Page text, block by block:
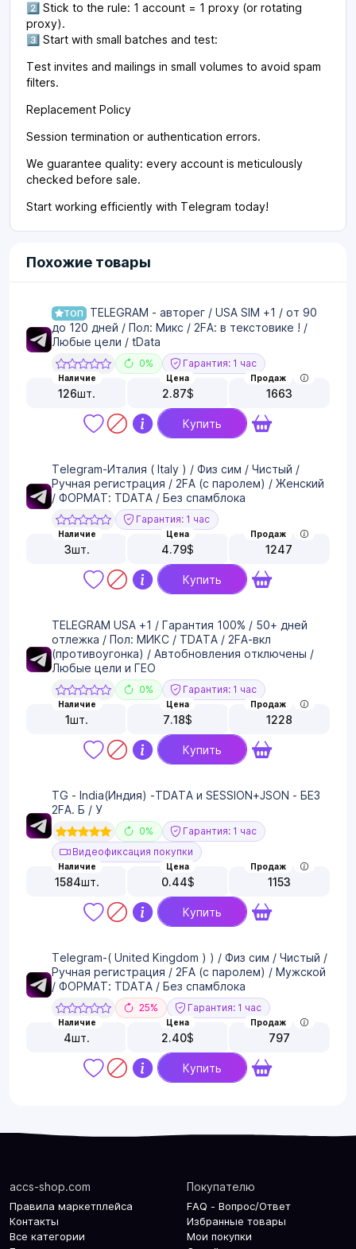
2️⃣ Stick to the rule: 1 account = 1 proxy (or rotating
proxy).
3️⃣ Start with small batches and test:
Test invites and mailings in small volumes to avoid spam
filters.
Replacement Policy
Session termination or authentication errors.
We guarantee quality: every account is meticulously
checked before sale.
Start working efficiently with Telegram today!
Похожие товары
ТОП
TELEGRAM - авторег / USA SIM +1 / от 90
до 120 дней / Пол: Микс / 2FA: в текстовике ! /
Любые цели / tData
0% Гарантия: 1 час
Наличие
126шт.
Цена
2.87$
Продаж
1663
Купить
Telegram-Италия ( Italy ) / Физ сим / Чистый /
Ручная регистрация / 2FA (с паролем) / Женский
/ ФОРМАТ: TDATA / Без спамблока
Гарантия: 1 час
Наличие
3шт.
Цена
4.79$
Продаж
1247
Купить
TELEGRAM USA +1 / Гарантия 100% / 50+ дней
отлежка / Пол: МИКС / TDATA / 2FA-вкл
(противоугонка) / Автобновления отключены /
Любые цели и ГЕО
0% Гарантия: 1 час
Наличие
1шт.
Цена
7.18$
Продаж
1228
Купить
TG - India(Индия) -TDATA и SESSION+JSON - БЕЗ
2FA. Б / У
0%
Гарантия: 1 час
Видеофиксация покупки
Наличие
1584шт.
Цена
0.44$
Продаж
1153
Купить
Telegram-( United Kingdom ) ) / Физ сим / Чистый /
Ручная регистрация / 2FA (с паролем) / Мужской
/ ФОРМАТ: TDATA / Без спамблока
25% Гарантия: 1 час
Наличие
4шт.
Цена
2.40$
Продаж
797
Купить
accs-shop.com
Правила маркетплейса
Контакты
Все категории
Покупателю
FAQ - Вопрос/Ответ
Избранные товары
Мои покупки